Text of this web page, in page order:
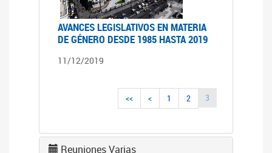
AVANCES LEGISLATIVOS EN MATERIA
DE GÉNERO DESDE 1985 HASTA 2019
11/12/2019
<< < 1 2 3
Reuniones Varias